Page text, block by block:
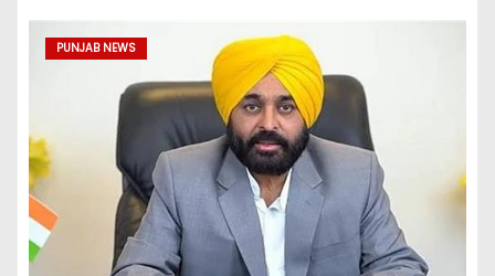
PUNJAB NEWS